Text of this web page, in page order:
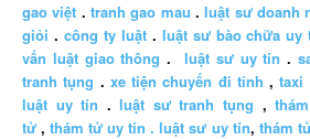
gao việt .tranh gao mau .luật sư doanh
giỏi . công ty luật. luật sư bào chữa uy
vấn luật giao thông . luật sư uy tín .
tranh tụng . xe tiện chuyến đi tỉnh ,taxi
luật uy tín .luật sư tranh tụng ,
tử ,thám tử uy tín . luật sư uy tín, thám